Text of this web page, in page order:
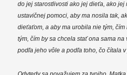
do jej starostlivosti ako jej dieťa, ako jej
ustavičnej pomoci, aby ma nosila tak,
dieťaťom, a aby ma urobila nie tým,
tým, čím by sa chcela stať ona sama
podľa jeho vôle a podľa toho, čo čítala